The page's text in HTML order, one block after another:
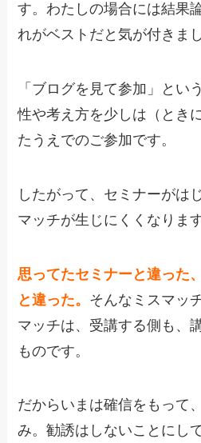
す。わたしの場合には結果
れがベストだと気が付きまし
「ブログを見て参加」とい
性や考え方を少しは（とき
たうえでのご参加です。
したがって、セミナーがは
マッチが生じにくくなります
思ってたセミナーと違った
と違った。 そんなミスマッ
マッチは、受講する側も、
ものです。
だからいまは確信をもって
み。勧誘はしないことにし